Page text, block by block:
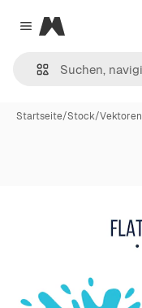
Close menu
Magnific
Startseite/Stock/Vektoren